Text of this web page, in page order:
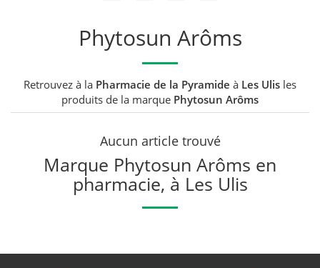
Phytosun Arôms
Retrouvez à la Pharmacie de la Pyramide à Les Ulis les
produits de la marque Phytosun Arôms
Aucun article trouvé
Marque Phytosun Arôms en
pharmacie, à Les Ulis